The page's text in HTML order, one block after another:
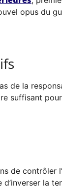
opus du
la
contrôler
la